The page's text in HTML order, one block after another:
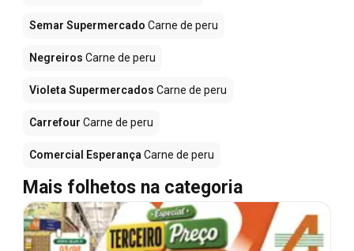
Semar Supermercado Carne de peru
Negreiros Carne de peru
Violeta Supermercados Carne de peru
Carrefour Carne de peru
Comercial Esperança Carne de peru
Mais folhetos na categoria